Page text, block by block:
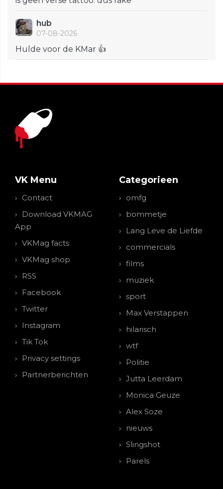
hub
07-08-2026
Hulde voor de KMar 👍
VK Menu
Contact
Download VKMAG
App
VKMag facts
VKMag shop
RSS
Facebook
Twitter
Instagram
Tik Tok
Privacy settings
Partnerberichten
Categorieen
omfg
bommetje
Lang Leve de Liefde
commercials
films
muziek
sport
Max Verstappen
hilarisch
wtf
Politie
Jutta Leerdam
Monica Geuze
Alex Soze
nieuws
Slingshot
Parels